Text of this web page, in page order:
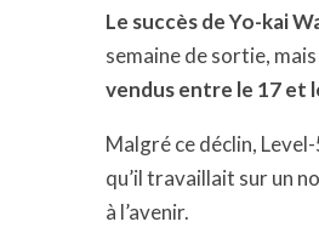
Le succès de Yo-kai
semaine de sortie,
vendus entre le 17 et
Malgré ce déclin,
qu’il travaillait sur un
à l’avenir.